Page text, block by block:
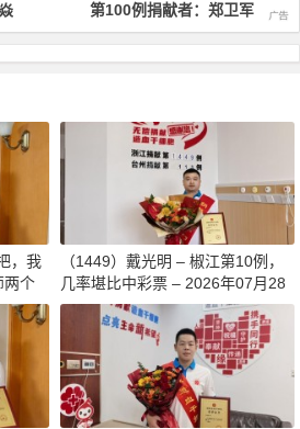
100例捐献者：郑卫军 第200例
，我
两个
年0
（1449）戴光明 – 椒江第10例，
几率堪比中彩票 – 2026年07月28
日